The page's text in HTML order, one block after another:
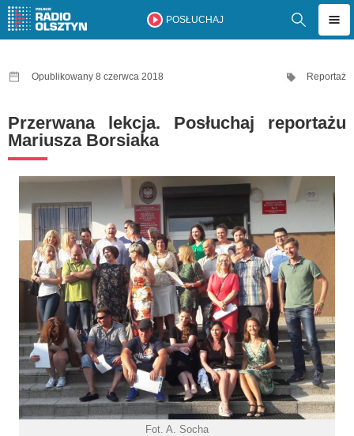
POSŁUCHAJ
Opublikowany 8 czerwca 2018 Reportaż
Przerwana lekcja. Posłuchaj reportażu
Mariusza Borsiaka
Fot. A. Socha